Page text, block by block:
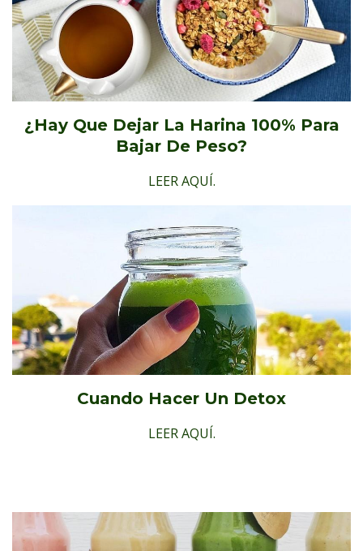
¿Hay Que Dejar La Harina 100% Para
Bajar De Peso?
LEER AQUÍ.
Cuando Hacer Un Detox
LEER AQUÍ.